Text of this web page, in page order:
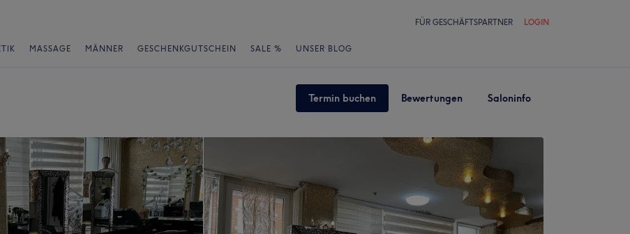
FÜR GESCHÄFTSPARTNER LOGIN
MASSAGE MÄNNER GESCHENKGUTSCHEIN SALE % UNSER BLOG
Termin buchen Bewertungen Saloninfo